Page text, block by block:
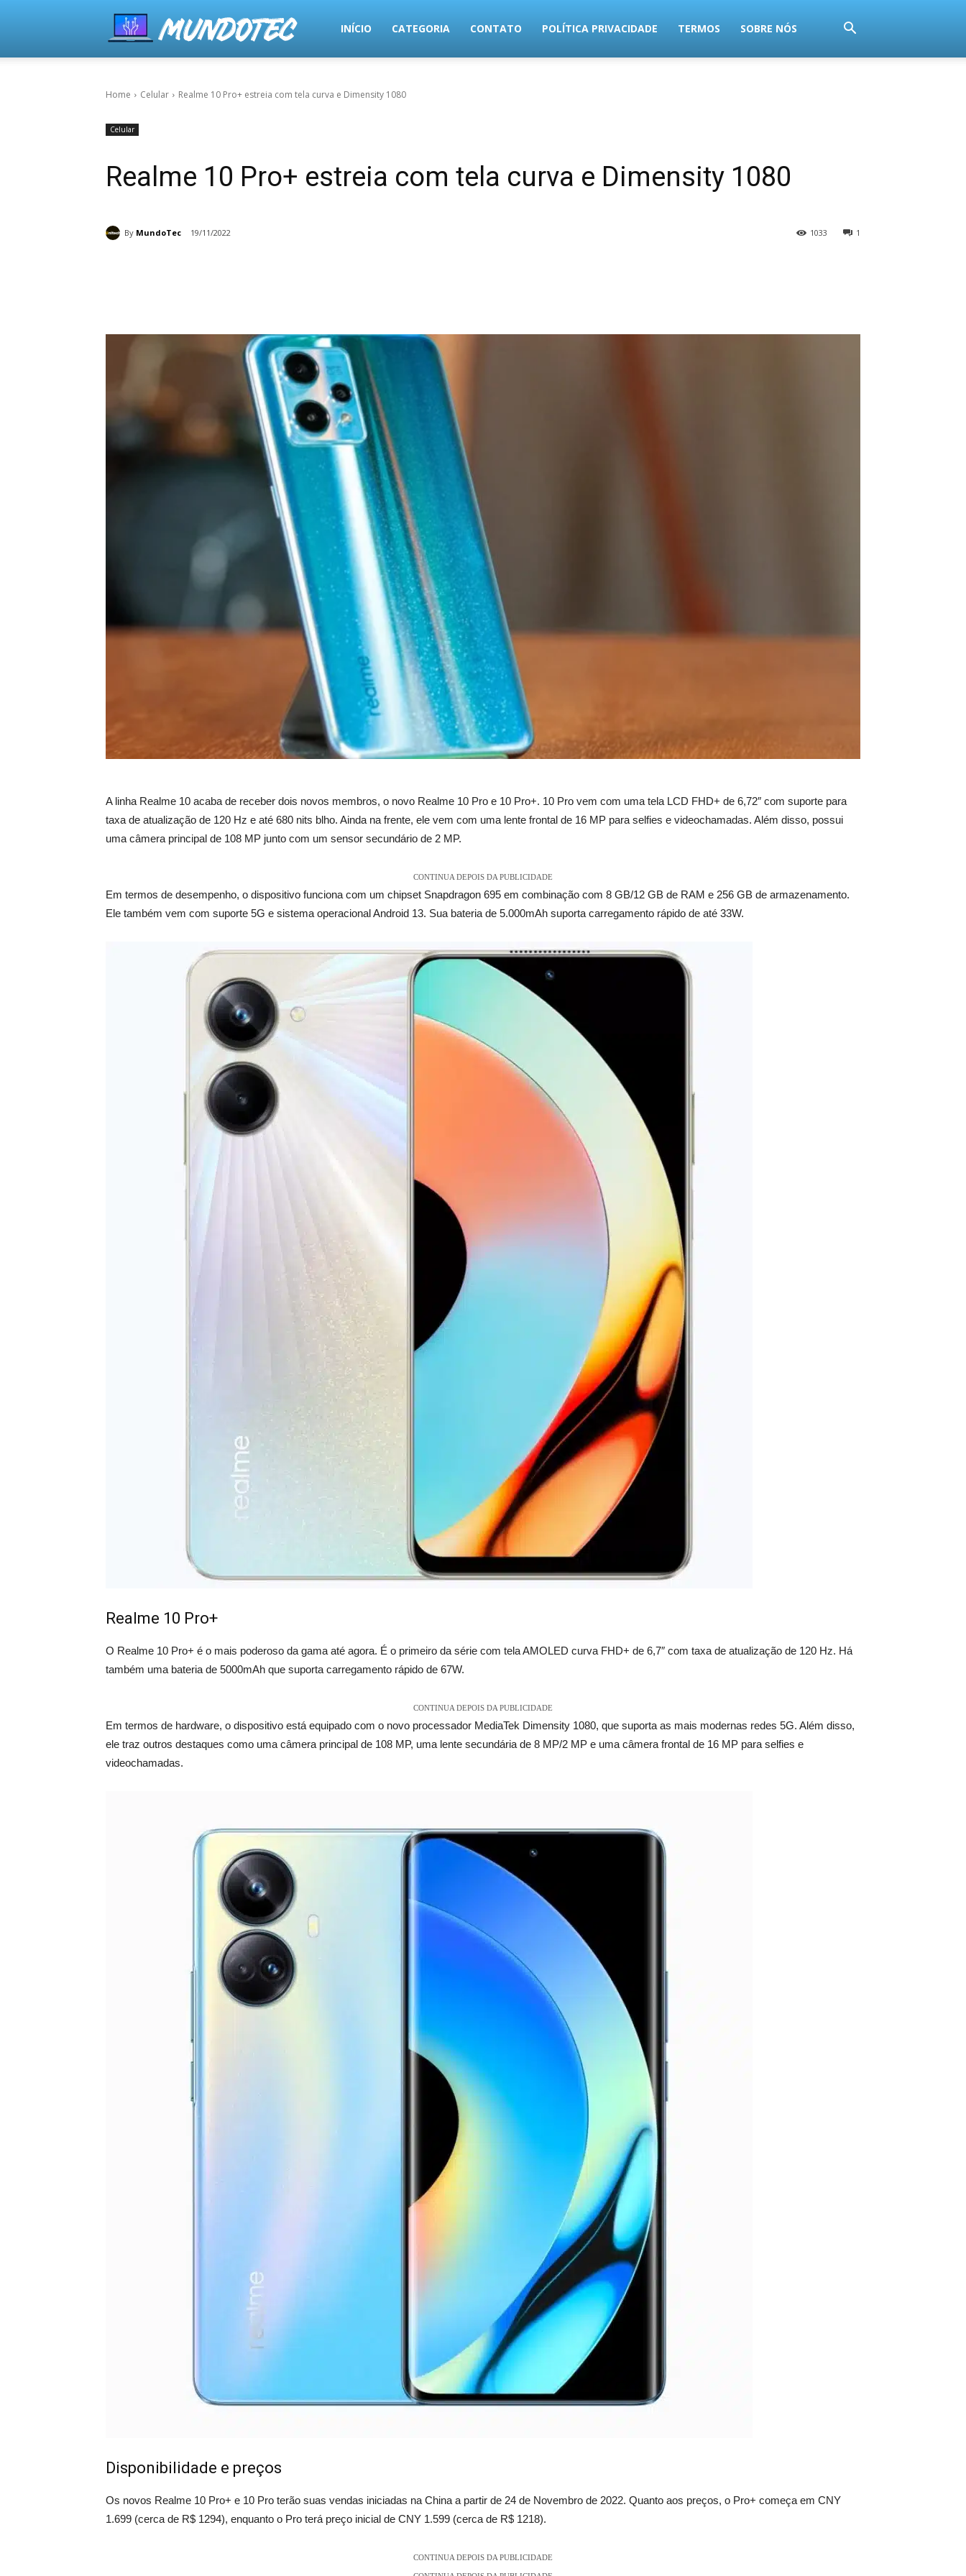
MundoTec
INÍCIO CATEGORIA CONTATO POLÍTICA PRIVACIDADE TERMOS SOBRE NÓS
Home Celular Realme 10 Pro+ estreia com tela curva e Dimensity 1080
Celular
Realme 10 Pro+ estreia com tela curva e Dimensity 1080
By MundoTec 19/11/2022 1
1033
A linha Realme 10 acaba de receber dois novos membros, o novo Realme 10 Pro e 10 Pro+. 10 Pro vem com uma tela LCD FHD+ de 6,72″ com suporte para
taxa de atualização de 120 Hz e até 680 nits blho. Ainda na frente, ele vem com uma lente frontal de 16 MP para selfies e videochamadas. Além disso, possui
uma câmera principal de 108 MP junto com um sensor secundário de 2 MP.
CONTINUA DEPOIS DA PUBLICIDADE
Em termos de desempenho, o dispositivo funciona com um chipset Snapdragon 695 em combinação com 8 GB/12 GB de RAM e 256 GB de armazenamento.
Ele também vem com suporte 5G e sistema operacional Android 13. Sua bateria de 5.000mAh suporta carregamento rápido de até 33W.
Realme 10 Pro+
O Realme 10 Pro+ é o mais poderoso da gama até agora. É o primeiro da série com tela AMOLED curva FHD+ de 6,7″ com taxa de atualização de 120 Hz. Há
também uma bateria de 5000mAh que suporta carregamento rápido de 67W.
CONTINUA DEPOIS DA PUBLICIDADE
Em termos de hardware, o dispositivo está equipado com o novo processador MediaTek Dimensity 1080, que suporta as mais modernas redes 5G. Além disso,
ele traz outros destaques como uma câmera principal de 108 MP, uma lente secundária de 8 MP/2 MP e uma câmera frontal de 16 MP para selfies e
videochamadas.
Disponibilidade e preços
Os novos Realme 10 Pro+ e 10 Pro terão suas vendas iniciadas na China a partir de 24 de Novembro de 2022. Quanto aos preços, o Pro+ começa em CNY
1.699 (cerca de R$ 1294), enquanto o Pro terá preço inicial de CNY 1.599 (cerca de R$ 1218).
CONTINUA DEPOIS DA PUBLICIDADE